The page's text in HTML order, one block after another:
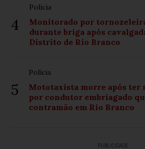
4
Polícia
Monitorado por
durante briga após
Distrito de Rio Branco
5
Polícia
Mototaxista morre após ter
por condutor embriagado
contramão em Rio Branco
PUBLICIDADE